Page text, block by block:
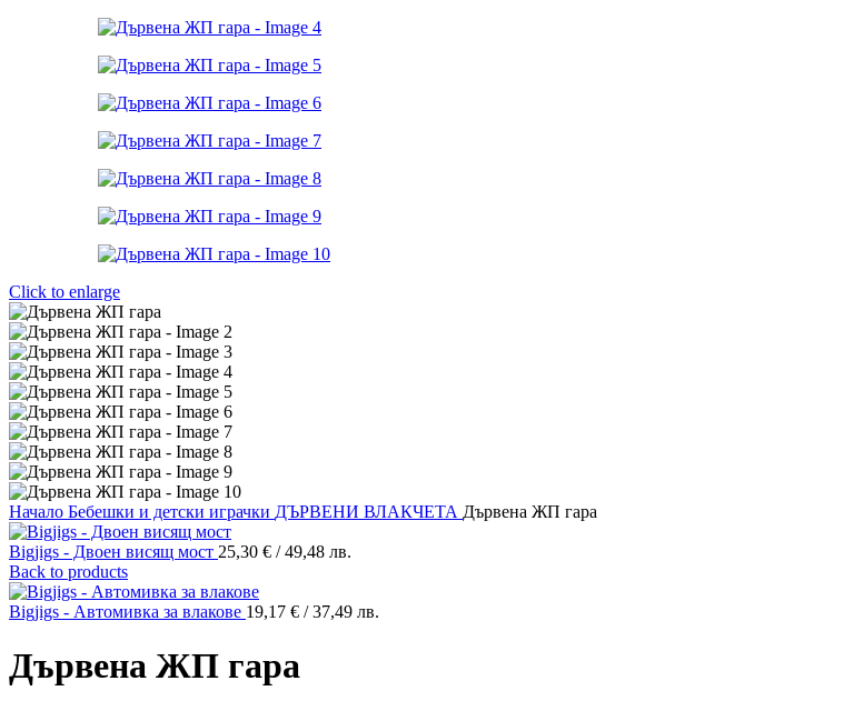
Click to enlarge
Начало Бебешки и детски играчки ДЪРВЕНИ ВЛАКЧЕТА Дървена ЖП гара
Bigjigs - Двоен висящ мост 25,30 € / 49,48 лв.
Back to products
Bigjigs - Автомивка за влакове 19,17 € / 37,49 лв.
Дървена ЖП гара